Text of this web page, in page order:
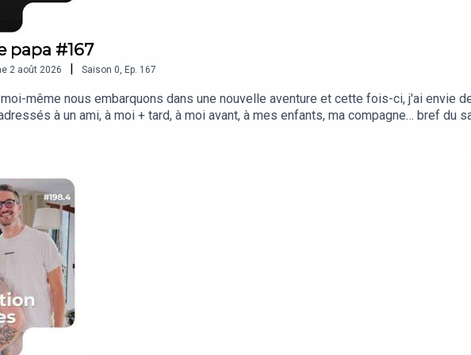
papa #167
2 août 2026 | Saison 0 Ep. 167
même nous embarquons dans une nouvelle aventure et cette fois-ci, j'ai envie
à un ami, à moi + tard, à moi avant, à mes enfants, ma compagne… bref du
! C'est juste moi, toi qui écoutes et mes réflexions.Ah oui, il n'y a pas de
même en parler si tu veux 😉 A très vite ! Cédric